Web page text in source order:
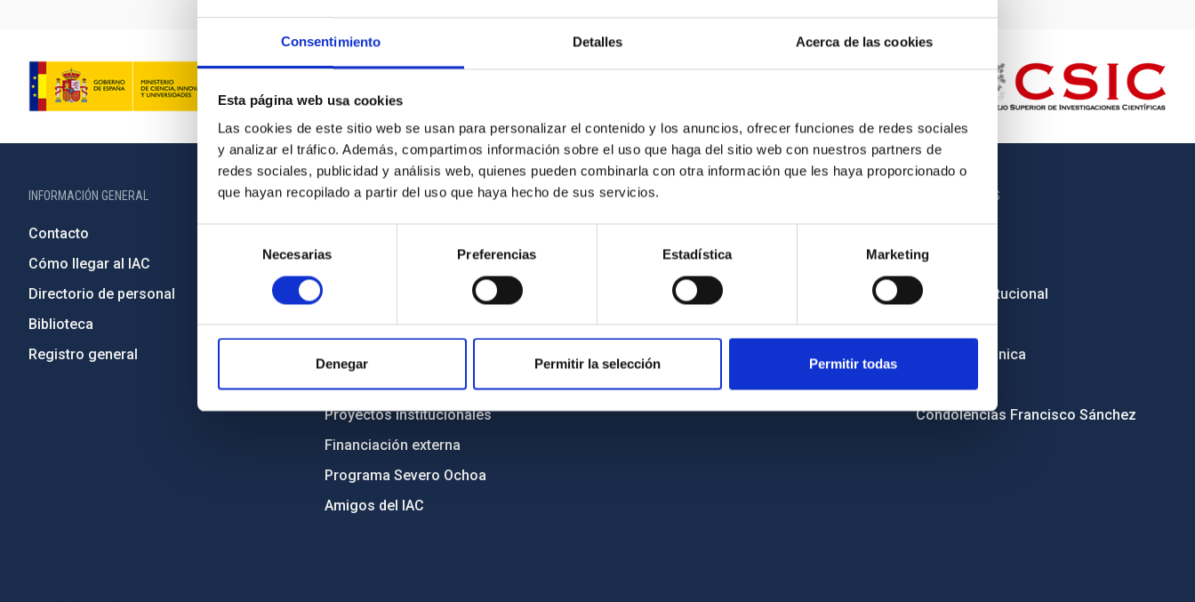
Consentimiento Detalles Acerca de las cookies
Esta página web usa cookies
Las cookies de este sitio web se usan para personalizar el contenido y los anuncios, ofrecer funciones de redes sociales
y analizar el tráfico. Además, compartimos información sobre el uso que haga del sitio web con nuestros partners de
redes sociales, publicidad y análisis web, quienes pueden combinarla con otra información que les haya proporcionado o
que hayan recopilado a partir del uso que haya hecho de sus servicios.
consentimiento
Necesarias Preferencias Estadística Marketing
Denegar Permitir la selección Permitir todas
INFORMACIÓN GENERAL
Contacto
Cómo llegar al IAC
Directorio de personal
Biblioteca
Registro general
INFORMACIÓN INSTITUCIONAL
Transparencia
Código ético y política antifraude
Igualdad y diversidad de género
Medio Ambiente y Sostenibilidad
Proyectos institucionales
Financiación externa
Programa Severo Ochoa
Amigos del IAC
PORTAL DEL IAC
Políticas de privacidad
Aviso legal
Política de cookies
Accesibilidad
OTROS ENLACES
Licitaciones
Imagen institucional
RSS
Sede electrónica
Canal ético
Condolencias Francisco Sánchez